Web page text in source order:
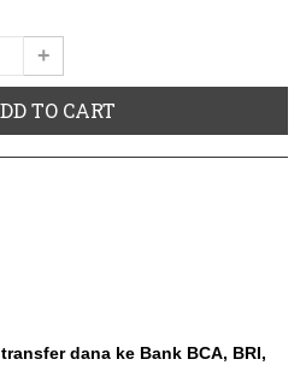
+
TO CART
dana ke Bank BCA, BRI,